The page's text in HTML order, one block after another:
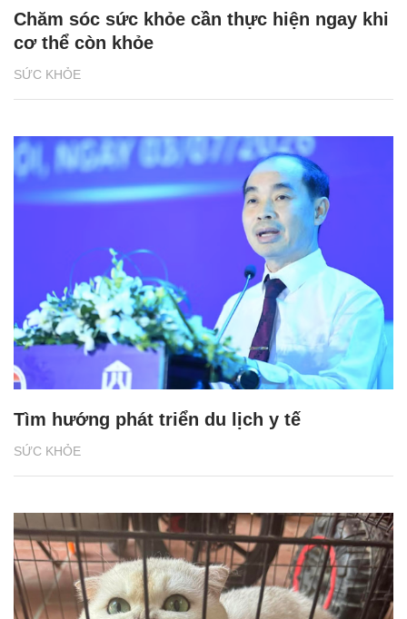
SỨC KHỎE
Chăm sóc sức khỏe cần thực hiện ngay khi
cơ thể còn khỏe
SỨC KHỎE
Tìm hướng phát triển du lịch y tế